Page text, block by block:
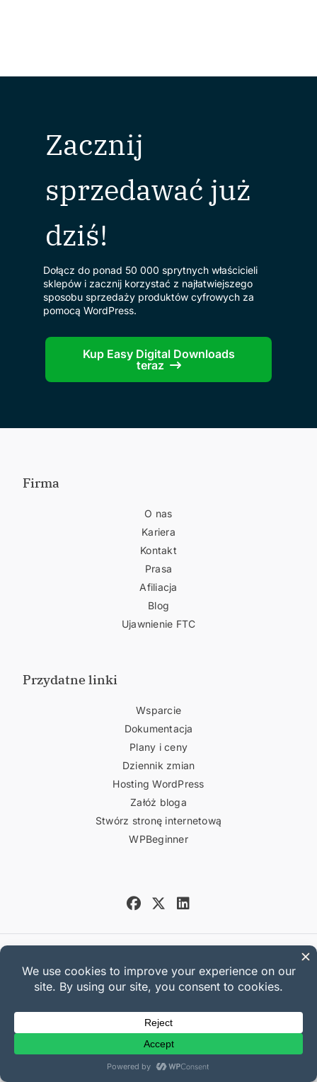
Zacznij
sprzedawać już
dziś!
Dołącz do ponad 50 000 sprytnych właścicieli
sklepów i zacznij korzystać z najłatwiejszego
sposobu sprzedaży produktów cyfrowych za
pomocą WordPress.
Kup Easy Digital Downloads
teraz
Firma
O nas
Kariera
Kontakt
Prasa
Afiliacja
Blog
Ujawnienie FTC
Przydatne linki
Wsparcie
Dokumentacja
Plany i ceny
Dziennik zmian
Hosting WordPress
Załóż bloga
Stwórz stronę internetową
WPBeginner
Development, LLC
Mapa strony